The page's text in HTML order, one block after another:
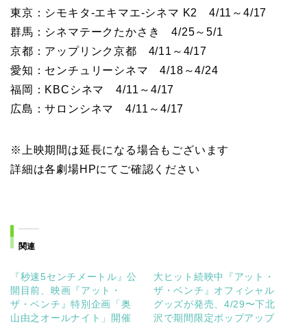
東京：シモキタ-エキマエ-シネマ K2 4/11～4/17
群馬：シネマテークたかさき 4/25～5/1
京都：アップリンク京都 4/11～4/17
愛知：センチュリーシネマ 4/18～4/24
福岡：KBCシネマ 4/11～4/17
広島：サロンシネマ 4/11～4/17
※上映期間は延長になる場合もございます
詳細は各劇場HPにてご確認ください
関連
『秒速5センチメートル』公
開目前、映画『アット・
ザ・ベンチ』特別企画「奥
山由之オールナイト」開催
大ヒット続映中『アット・
ザ・ベンチ』オフィシャル
グッズが発売、4/29〜下北
沢で期間限定ポップアップ